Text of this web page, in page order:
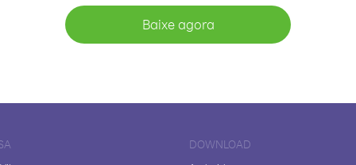
Baixe agora
DOWNLOAD